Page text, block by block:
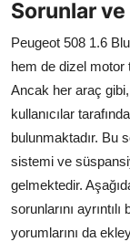
Elektrik & Akü
Klima & Konfor
Aydınlatma &
Şanzıman &
Dizel Sistemler
Sorunlar ve
Peugeot 508 1.6
hem de dizel motor
Ancak her araç
kullanıcılar
bulunmaktadır. Bu
sistemi ve
gelmektedir.
sorunlarını
yorumlarını da